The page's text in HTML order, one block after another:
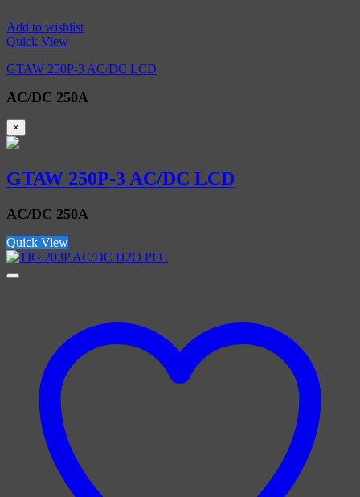
Add to wishlist
Quick View
GTAW 250P-3 AC/DC LCD
AC/DC 250A
×
GTAW 250P-3 AC/DC LCD
AC/DC 250A
Quick View